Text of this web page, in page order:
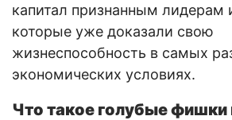
капитал признанным лидерам
которые уже доказали свою
жизнеспособность в самых
экономических условиях.
Что такое голубые фишки